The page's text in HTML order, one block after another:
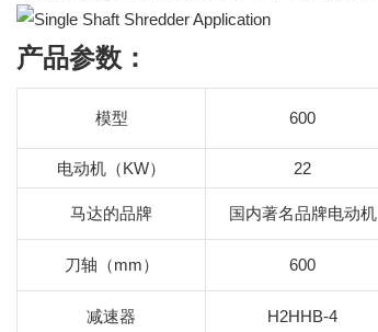
产品参数：
模型 600
电动机（KW） 22
马达的品牌 国内著名品牌电动机
刀轴（mm） 600
减速器 H2HHB-4